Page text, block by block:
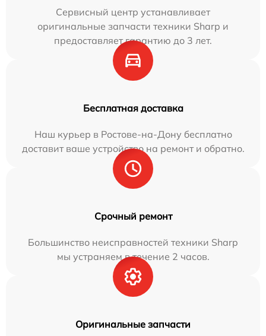
Сервисный центр устанавливает
оригинальные запчасти техники Sharp и
предоставляет гарантию до 3 лет.
Бесплатная доставка
Наш курьер в Ростове-на-Дону бесплатно
доставит ваше устройство на ремонт и обратно.
Срочный ремонт
Большинство неисправностей техники Sharp
мы устраняем в течение 2 часов.
Оригинальные запчасти